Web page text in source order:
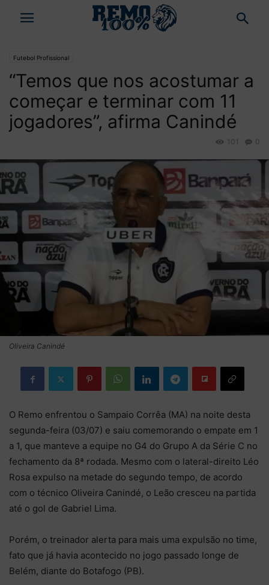
Futebol Profissional
“Temos que nos acostumar a
começar e terminar com 11
jogadores”, afirma Canindé
0
101
Oliveira Canindé
O Remo enfrentou o Sampaio Corrêa (MA) na noite desta
segunda-feira (03/07) e saiu comemorando o empate em 1
a 1, que manteve a equipe no G4 do Grupo A da Série C no
fechamento da 8ª rodada. Mesmo com o lateral-direito Léo
Rosa expulso na metade do segundo tempo, de acordo
com o técnico Oliveira Canindé, o Leão cresceu na partida
até o gol de Gabriel Lima.
Porém, o treinador alerta para mais uma expulsão no time,
fato que já havia acontecido no jogo passado longe de
Belém, diante do Botafogo (PB).